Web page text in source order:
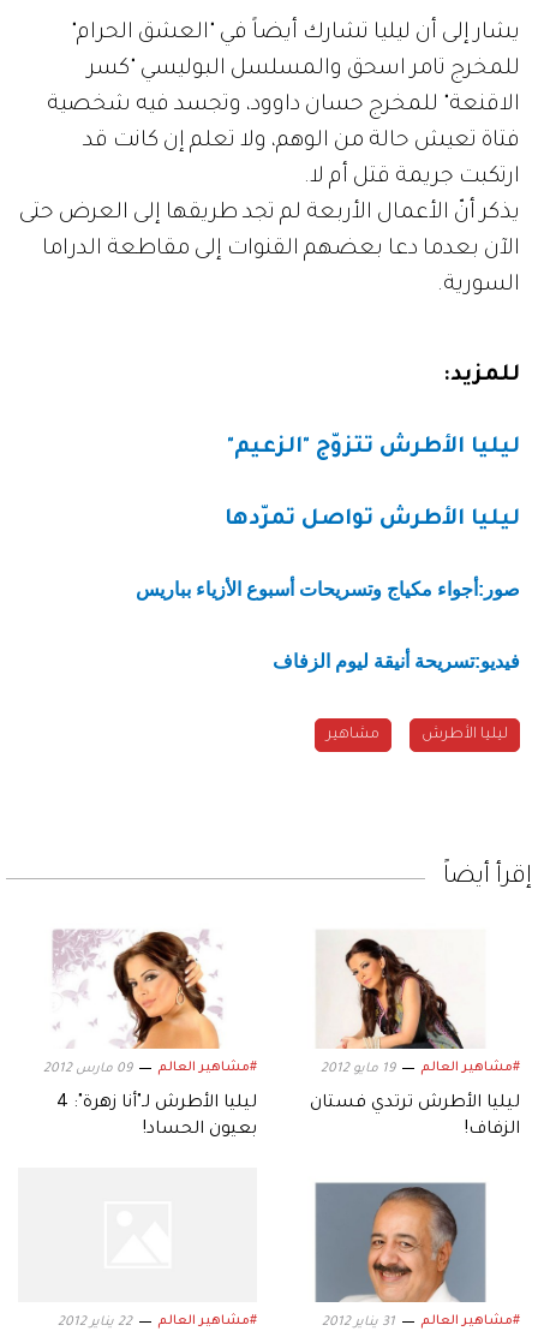
يشار إلى أن ليليا تشارك أيضاً في "العشق الحرام"
للمخرج تامر اسحق والمسلسل البوليسي "كسر
الاقنعة" للمخرج حسان داوود، وتجسد فيه شخصية
فتاة تعيش حالة من الوهم، ولا تعلم إن كانت قد
ارتكبت جريمة قتل أم لا.
يذكر أنّ الأعمال الأربعة لم تجد طريقها إلى العرض حتى
الآن بعدما دعا بعضهم القنوات إلى مقاطعة الدراما
السورية.
للمزيد:
ليليا الأطرش تتزوّج "الزعيم"
ليليا الأطرش تواصل تمرّدها
صور:أجواء مكياج وتسريحات أسبوع الأزياء بباريس
فيديو:تسريحة أنيقة ليوم الزفاف
ليليا الأطرش مشاهير
إقرأ أيضاً
#مشاهير العالم 19 مايو 2012
ليليا الأطرش ترتدي فستان
الزفاف!
#مشاهير العالم 09 مارس 2012
ليليا الأطرش لـ"أنا زهرة": 4
بعيون الحساد!
#مشاهير العالم 31 يناير 2012 #مشاهير العالم 22 يناير 2012